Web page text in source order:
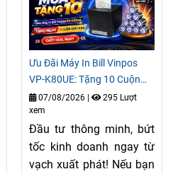
Ưu Đãi Máy In Bill Vinpos
VP-K80UE: Tặng 10 Cuộn
Giấy
07/08/2026 |
295 Lượt
xem
Đầu tư thông minh, bứt
tốc kinh doanh ngay từ
vạch xuất phát! Nếu bạn